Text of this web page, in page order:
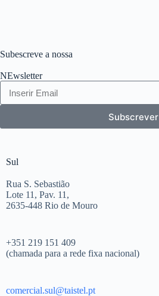
Subescreve a nossa
NEwsletter
Subscrever
Sul
Rua S. Sebastião
Lote 11, Pav. 11,
2635-448 Rio de Mouro
+351 219 151 409
(chamada para a rede fixa nacional)
comercial.sul@taistel.pt